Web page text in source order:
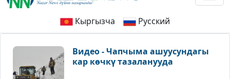
Кыргызча Русский
Видео - Чапчыма ашуусундагы
кар көчкү тазаланууда